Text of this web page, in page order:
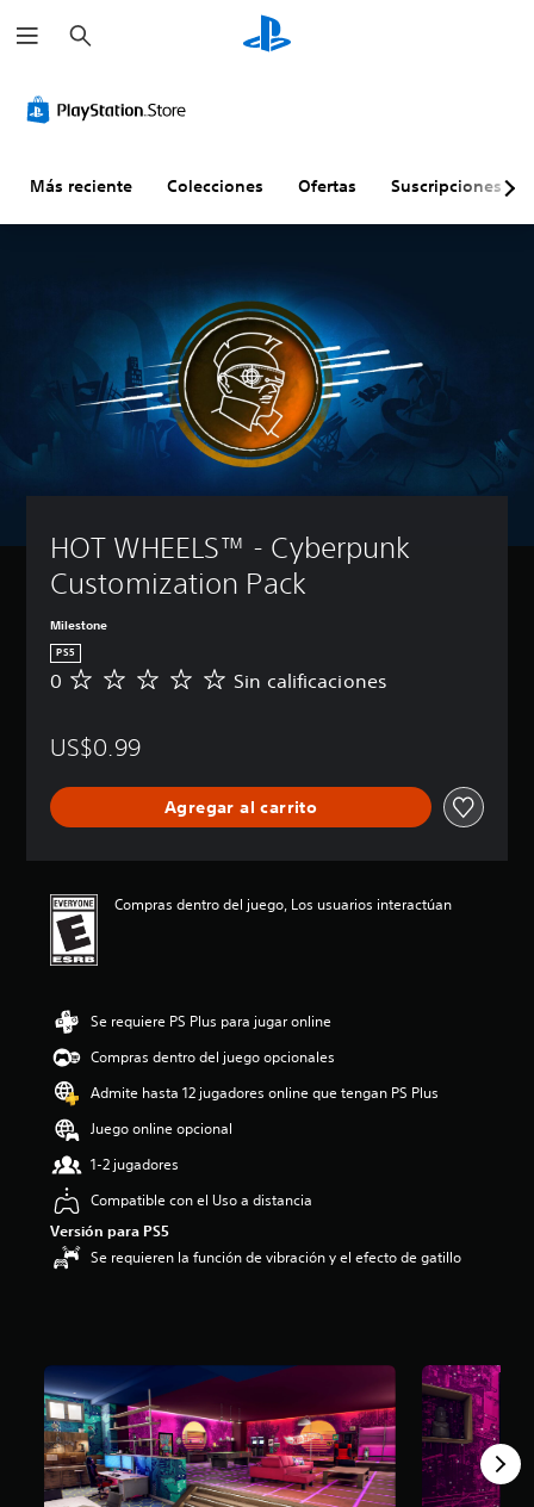
u
s
r
Más reciente Colecciones Ofertas Suscripciones
HOT WHEELS™ - Cyberpunk
Customization Pack
Milestone
PS5
S
c
i
a
c
o
s
0 Sin calificaciones
US$0.99
Agregar al carrito
Compras dentro del juego, Los usuarios interactúan
Se requiere PS Plus para jugar online
Compras dentro del juego opcionales
Admite hasta 12 jugadores online que tengan PS Plus
Juego online opcional
1-2 jugadores
Compatible con el Uso a distancia
Versión para PS5
Se requieren la función de vibración y el efecto de gatillo